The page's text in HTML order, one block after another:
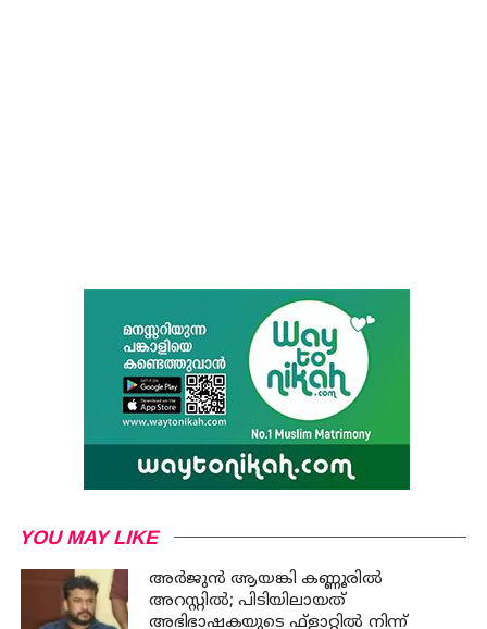
YOU MAY LIKE
അര്‍ജുന്‍ ആയങ്കി കണ്ണൂരില്‍
അറസ്റ്റില്‍; പിടിയിലായത്
അഭിഭാഷകയുടെ ഫ്‌ളാറ്റില്‍ നിന്ന്